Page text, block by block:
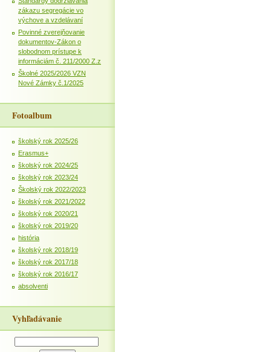
zákazu segregácie vo
výchove a vzdelávaní
Povinné zverejňovanie
dokumentov-Zákon o
slobodnom prístupe k
informáciám č. 211/2000 Z.z
Školné 2025/2026 VZN
Nové Zámky č.1/2025
Fotoalbum
školský rok 2025/26
Erasmus+
školský rok 2024/25
školský rok 2023/24
Školský rok 2022/2023
školský rok 2021/2022
školský rok 2020/21
školský rok 2019/20
história
školský rok 2018/19
školský rok 2017/18
školský rok 2016/17
absolventi
Vyhľadávanie